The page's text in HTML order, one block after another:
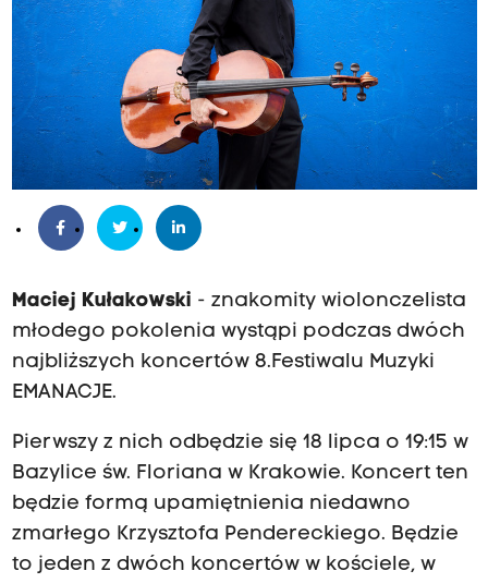
Maciej Kułakowski - znakomity wiolonczelista
młodego pokolenia wystąpi podczas dwóch
najbliższych koncertów 8.Festiwalu Muzyki
EMANACJE.
Pierwszy z nich odbędzie się 18 lipca o 19:15 w
Bazylice św. Floriana w Krakowie. Koncert ten
będzie formą upamiętnienia niedawno
zmarłego Krzysztofa Pendereckiego. Będzie
to jeden z dwóch koncertów w kościele, w